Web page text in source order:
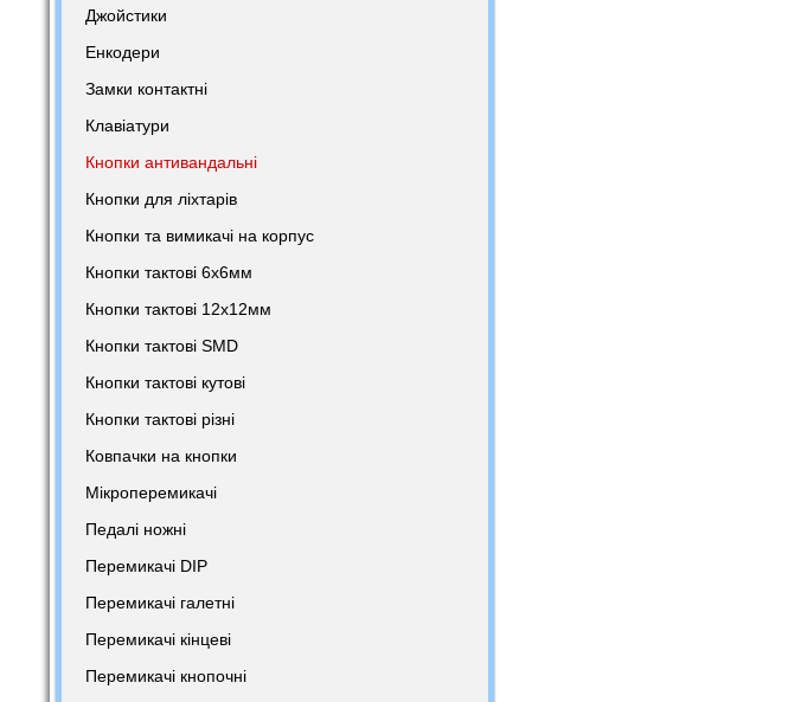
Джойстики
Енкодери
Замки контактні
Клавіатури
Кнопки антивандальні
Кнопки для ліхтарів
Кнопки та вимикачі на корпус
Кнопки тактові 6х6мм
Кнопки тактові 12х12мм
Кнопки тактові SMD
Кнопки тактові кутові
Кнопки тактові різні
Ковпачки на кнопки
Мікроперемикачі
Педалі ножні
Перемикачі DIP
Перемикачі галетні
Перемикачі кінцеві
Перемикачі кнопочні